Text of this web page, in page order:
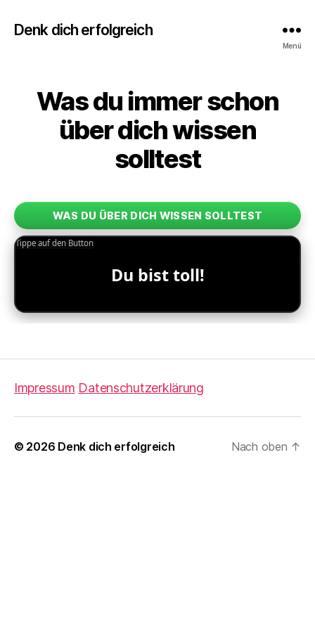
Denk dich erfolgreich
Menü
Was du immer schon
über dich wissen
solltest
WAS DU ÜBER DICH WISSEN SOLLTEST
Du bist toll!
Tippe auf den Button
Impressum Datenschutzerklärung
© 2026 Denk dich erfolgreich Nach oben ↑